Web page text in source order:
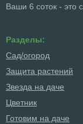
Ваши 6 соток - это
Разделы:
Сад/огород
Защита растений
Звезда на даче
Цветник
Готовим на даче